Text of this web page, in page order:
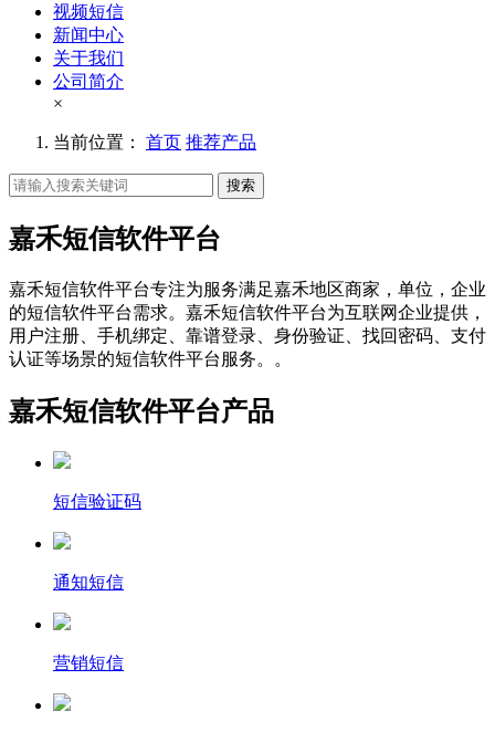
视频短信
新闻中心
关于我们
公司简介
×
当前位置： 首页 推荐产品
搜索
嘉禾短信软件平台
嘉禾短信软件平台专注为服务满足嘉禾地区商家，单位，企业
的短信软件平台需求。嘉禾短信软件平台为互联网企业提供，
用户注册、手机绑定、靠谱登录、身份验证、找回密码、支付
认证等场景的短信软件平台服务。。
嘉禾短信软件平台产品
短信验证码
通知短信
营销短信